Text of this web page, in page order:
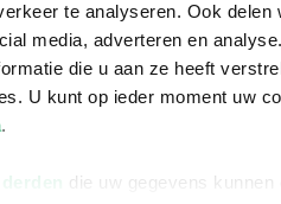
te analyseren. Ook
media, adverteren en
die u aan ze heeft
U kunt op ieder moment uw
.
die uw gegevens kunnen
Cadeaukaart
Ondernemer worden
Vulnerability